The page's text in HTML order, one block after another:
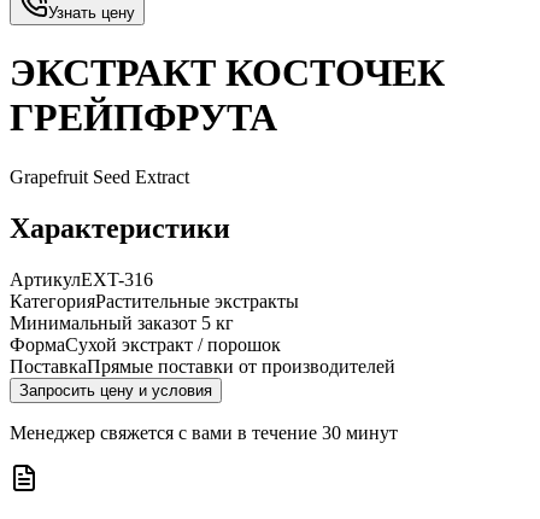
Узнать цену
ЭКСТРАКТ КОСТОЧЕК
ГРЕЙПФРУТА
Grapefruit Seed Extract
Характеристики
АртикулEXT-316
КатегорияРастительные экстракты
Минимальный заказот 5 кг
ФормаСухой экстракт / порошок
ПоставкаПрямые поставки от производителей
Запросить цену и условия
Менеджер свяжется с вами в течение 30 минут